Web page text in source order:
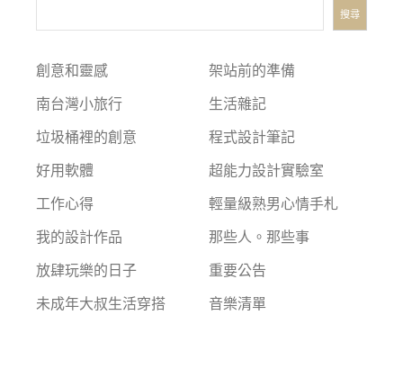
搜尋
創意和靈感
南台灣小旅行
垃圾桶裡的創意
好用軟體
工作心得
我的設計作品
放肆玩樂的日子
未成年大叔生活穿搭
架站前的準備
生活雜記
程式設計筆記
超能力設計實驗室
輕量級熟男心情手札
那些人。那些事
重要公告
音樂清單